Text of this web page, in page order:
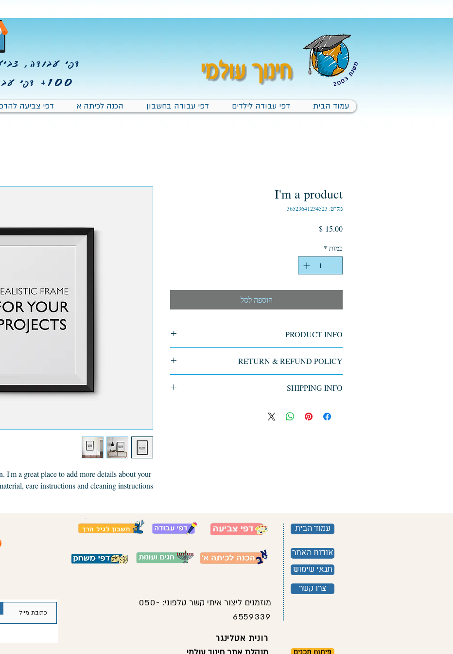
דפי עבודה,
דפי
עמוד הבית דפי עבודה לילדים דפי עבודה בחשבון הכנה לכיתה א דפי צביעה
I'm a great place to add more details about your
care instructions and cleaning instructions.
I'm a product
מק"ט: 36523641234523
מחיר
כמות *
הוספה לסל
PRODUCT INFO
about your product such as sizing, material, care and cleaning
instructions. This is also a great space to write what makes this
product special and how your customers can benefit from this
item.
RETURN & REFUND POLICY
customers know what to do in case they are dissatisfied with
policy is a great way to build trust and reassure your
customers that they can buy with confidence.
SHIPPING INFO
information about your shipping methods, packaging and cost.
חשבון לגיל הרך
מוזמנים ליצור איתי קשר טלפוני: 050-
6559339
רונית אטלינגר
עמוד הבית
אודות האתר
תנאי שימוש
צרו קשר